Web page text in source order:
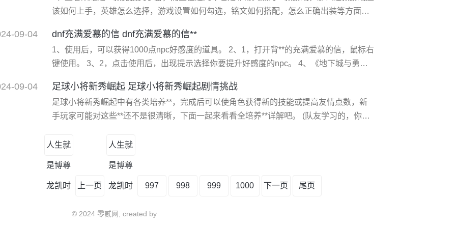
该如何上手，英雄怎么选择，游戏设置如何勾选，铭文如何搭配，怎么正确出装等方面，
时，只要跟着操作系统走，那么你已经会一些基本的了，例如移动、选择技能、选择英
雄、购买英雄、做任务等常规操作。具体的跟上我的脚步一起来了解这个游戏吧
09-04 dnf充满爱慕的信 dnf充满爱慕的信**
1、使用后，可以获得1000点npc好感度的道具。 2、1，打开背**的充满爱慕的信，鼠标右
键使用。 3、2，点击使用后，出现提示选择你要提升好感度的npc。 4、《地下城与勇
2005年8月在韩国正式发布。中国则由腾讯游戏代理发行。 5、什么是好感度：好感度是
dnf游戏中的一个系统
09-04 足球小将新秀崛起 足球小将新秀崛起剧情挑战
足球小将新秀崛起中有各类培养**，完成后可以使角色获得新的技能或提高友情点数，新
手玩家可能对这些**还不是很清晰，下面一起来看看全培养**详解吧。 (队友学习的，你自
利战，下半场开场意大利剧情后，日向小次郎持球就会学习 三杉淳(天空火箭抽射)获得方
人生就
是博尊
龙凯时 上一页
人生就
是博尊
龙凯时 997 998 999 1000 下一页 尾页
© 2024 零贰网, created by